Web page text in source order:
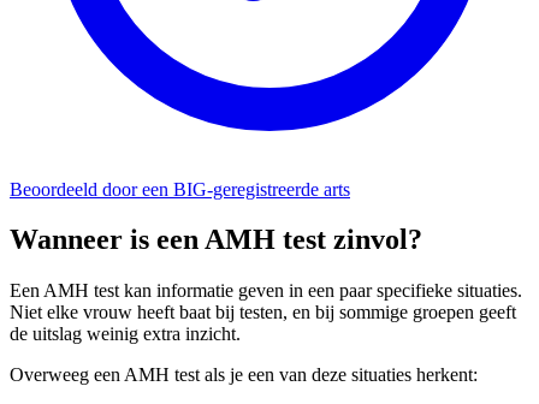
Beoordeeld door een BIG-geregistreerde arts
Wanneer is een AMH test zinvol?
Een AMH test kan informatie geven in een paar specifieke situaties.
Niet elke vrouw heeft baat bij testen, en bij sommige groepen geeft
de uitslag weinig extra inzicht.
Overweeg een AMH test als je een van deze situaties herkent: